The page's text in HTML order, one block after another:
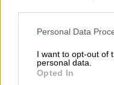
Please note that this
not limited to your visit
grant or deny consent
use your data for below
Personal Data
I want to opt-out of
personal data.
Opted In
κεντρική σκηνή
συμμετέχει στις
του Εθνικού